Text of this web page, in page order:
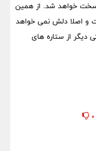
سخت خواهد شد. از همین
و اصلا دلش نمی خواهد
دیگر از ستاره های
0